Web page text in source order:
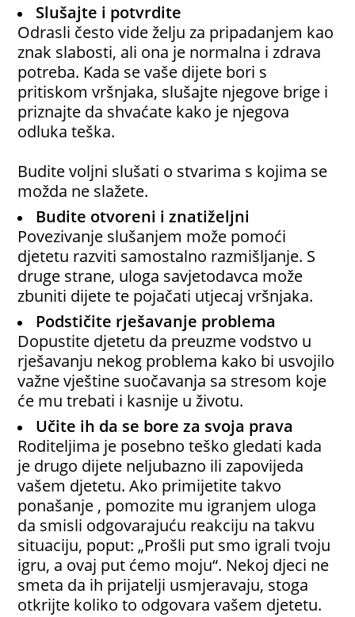
Slušajte i potvrdite
Odrasli često vide želju za pripadanjem kao
znak slabosti, ali ona je normalna i zdrava
potreba. Kada se vaše dijete bori s
pritiskom vršnjaka, slušajte njegove brige i
priznajte da shvaćate kako je njegova
odluka teška.
Budite voljni slušati o stvarima s kojima se
možda ne slažete.
Budite otvoreni i znatiželjni
Povezivanje slušanjem može pomoći
djetetu razviti samostalno razmišljanje. S
druge strane, uloga savjetodavca može
zbuniti dijete te pojačati utjecaj vršnjaka.
Podstičite rješavanje problema
Dopustite djetetu da preuzme vodstvo u
rješavanju nekog problema kako bi usvojilo
važne vještine suočavanja sa stresom koje
će mu trebati i kasnije u životu.
Učite ih da se bore za svoja prava
Roditeljima je posebno teško gledati kada
je drugo dijete neljubazno ili zapovijeda
vašem djetetu. Ako primijetite takvo
ponašanje , pomozite mu igranjem uloga
da smisli odgovarajuću reakciju na takvu
situaciju, poput: „Prošli put smo igrali tvoju
igru, a ovaj put ćemo moju“. Nekoj djeci ne
smeta da ih prijatelji usmjeravaju, stoga
otkrijte koliko to odgovara vašem djetetu.